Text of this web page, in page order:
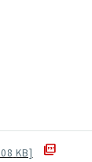
KB]